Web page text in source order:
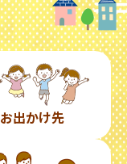
お出かけ先